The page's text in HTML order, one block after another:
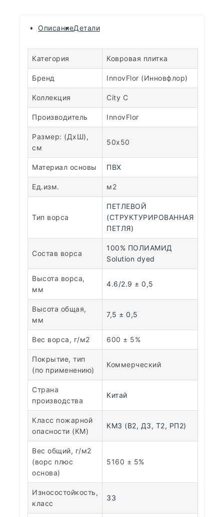
ОписаниеДетали
Категория Ковровая плитка
Бренд InnovFlor (Инновфлор)
Коллекция City C
Производитель InnovFlor
Размер: (ДхШ),
см
50х50
Материал основы ПВХ
Ед.изм. м2
Тип ворса
ПЕТЛЕВОЙ
(СТРУКТУРИРОВАННАЯ
ПЕТЛЯ)
Состав ворса
100% ПОЛИАМИД
Solution dyed
Высота ворса,
мм
4.6/2.9 ± 0,5
Высота общая,
мм
7,5 ± 0,5
Вес ворса, г/м2 600 ± 5%
Покрытие, тип
(по применению)
Коммерческий
Страна
производства
Китай
Класс пожарной
опасности (КМ)
КМ3 (В2, Д3, Т2, РП2)
Вес общий, г/м2
(ворс плюс
основа)
5160 ± 5%
Износостойкость,
класс
33